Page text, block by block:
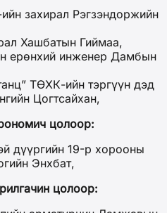
захирал Рэгзэндоржийн
Хашбатын Гиймаа,
ерөнхий инженер Дамбын
ТӨХК-ийн тэргүүн дэд
Цогтсайхан,
цолоор:
дүүргийн 19-р хорооны
Энхбат,
цолоор: